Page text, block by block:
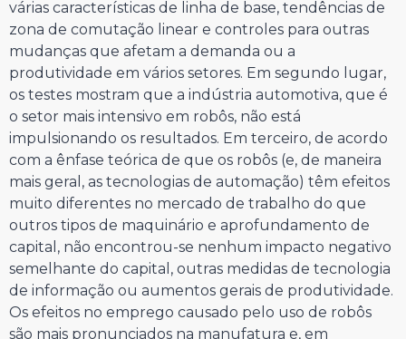
várias características de linha de base, tendências de
zona de comutação linear e controles para outras
mudanças que afetam a demanda ou a
produtividade em vários setores. Em segundo lugar,
os testes mostram que a indústria automotiva, que é
o setor mais intensivo em robôs, não está
impulsionando os resultados. Em terceiro, de acordo
com a ênfase teórica de que os robôs (e, de maneira
mais geral, as tecnologias de automação) têm efeitos
muito diferentes no mercado de trabalho do que
outros tipos de maquinário e aprofundamento de
capital, não encontrou-se nenhum impacto negativo
semelhante do capital, outras medidas de tecnologia
de informação ou aumentos gerais de produtividade.
Os efeitos no emprego causado pelo uso de robôs
são mais pronunciados na manufatura e, em